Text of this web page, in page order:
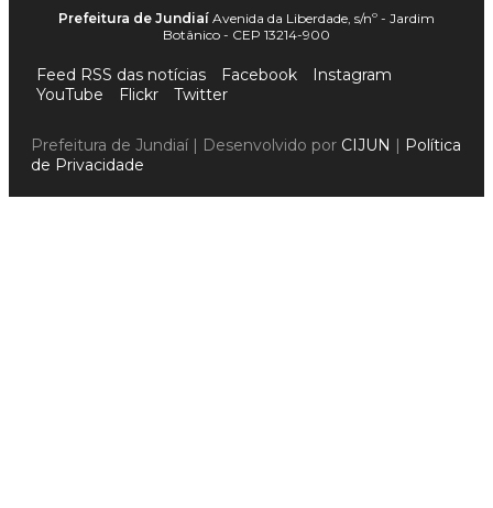
Prefeitura de Jundiaí Avenida da Liberdade, s/nº - Jardim
Botânico - CEP 13214-900
Feed RSS das notícias Facebook
Instagram
YouTube
Flickr Twitter
Prefeitura de Jundiaí | Desenvolvido por CIJUN
Política
de Privacidade